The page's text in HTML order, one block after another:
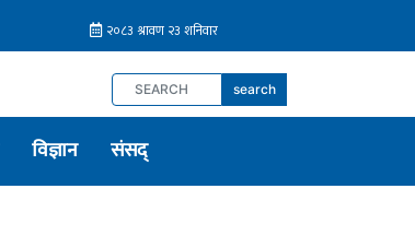
search
विज्ञान संसद्